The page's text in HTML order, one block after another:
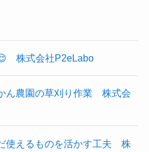
株式会社P2eLabo
ん農園の草刈り作業 株式会
使えるものを活かす工夫 株